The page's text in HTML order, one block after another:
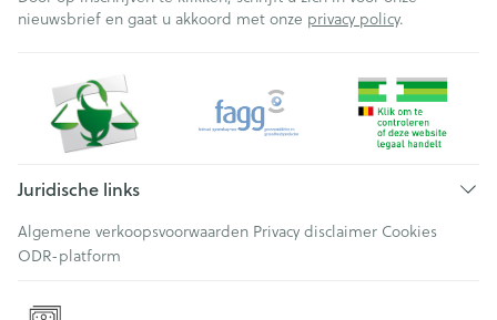
nieuwsbrief en gaat u akkoord met onze privacy policy.
Juridische links
Algemene verkoopsvoorwaarden Privacy disclaimer Cookies
ODR-platform